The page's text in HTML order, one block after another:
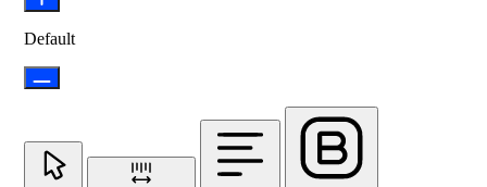
Default